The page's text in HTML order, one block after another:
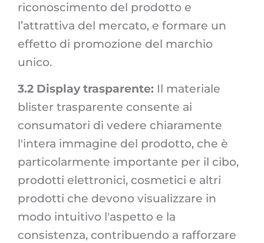
riconoscimento del prodotto e
l’attrattiva del mercato, e formare un
effetto di promozione del marchio
unico.
3.2 Display trasparente: Il materiale
blister trasparente consente ai
consumatori di vedere chiaramente
l'intera immagine del prodotto, che è
particolarmente importante per il cibo,
prodotti elettronici, cosmetici e altri
prodotti che devono visualizzare in
modo intuitivo l'aspetto e la
consistenza, contribuendo a rafforzare